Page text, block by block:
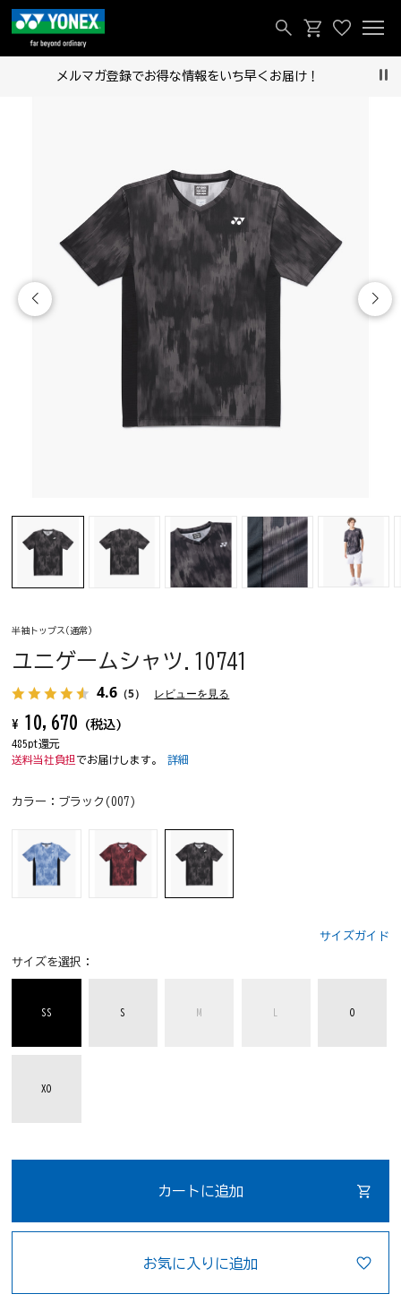
メルマガ登録でお得な情報をいち早くお届け！
半袖トップス(通常)
ユニゲームシャツ.10741
4.6 （5） レビューを見る
¥ 10,670 (税込)
485pt還元
送料当社負担 でお届けします。詳細
カラー： ブラック(007)
サイズガイド
サイズを選択：
SS S M O
XO
カートに追加
お気に入りに追加